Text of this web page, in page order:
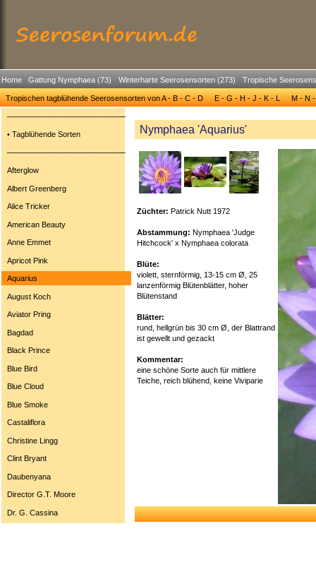
Home Gattung Nymphaea (73) Winterharte Seerosensorten (273) Tropische
Tropischen tagblühende Seerosensorten von A - B - C - D E - G - H - J - K - L M - N
Nymphaea 'Aquarius'
Züchter: Patrick Nutt 1972
Abstammung: Nymphaea 'Judge
Hitchcock' x Nymphaea colorata
Blüte:
violett, sternförmig, 13-15 cm Ø, 25
lanzenförmig Blütenblätter, hoher
Blütenstand
Blätter:
rund, hellgrün bis 30 cm Ø, der Blattrand
ist gewellt und gezackt
Kommentar:
eine schöne Sorte auch für mittlere
Teiche, reich blühend, keine Viviparie
─────────────────────
• Tagblühende Sorten
─────────────────────
Afterglow
Albert Greenberg
Alice Tricker
American Beauty
Anne Emmet
Apricot Pink
Aquarius
August Koch
Aviator Pring
Bagdad
Black Prince
Blue Bird
Blue Cloud
Blue Smoke
Castaliflora
Christine Lingg
Clint Bryant
Daubenyana
Director G.T. Moore
Dr. G. Cassina